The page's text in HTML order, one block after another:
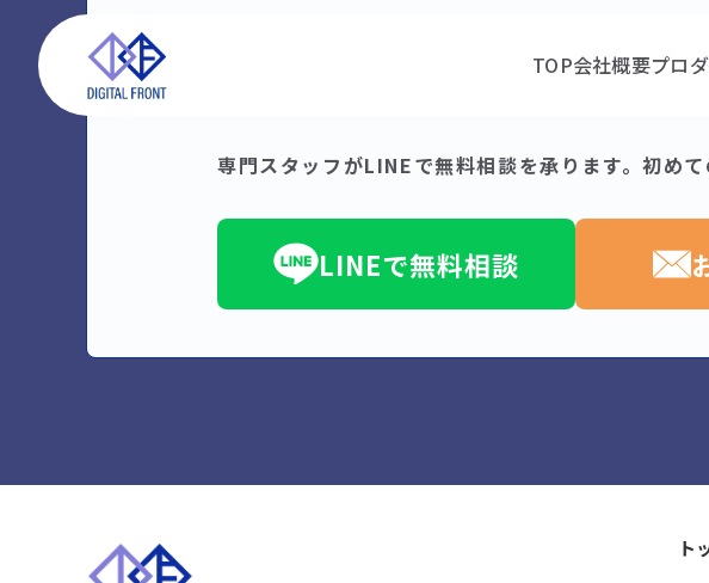
TOP会社概要プロ
で無料
専門スタッフがLINEで無料相談を承ります。初め
LINEで無料相談
ト